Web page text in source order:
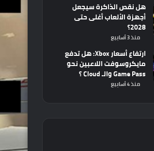
هل نقص الذاكرة سيجعل
أجهزة الألعاب أغلى حتى
2028؟
منذ 3 أسابيع
ارتفاع أسعار Xbox: هل تدفع
مايكروسوفت اللاعبين نحو
Game Pass والـ Cloud ؟
منذ 4 أسابيع